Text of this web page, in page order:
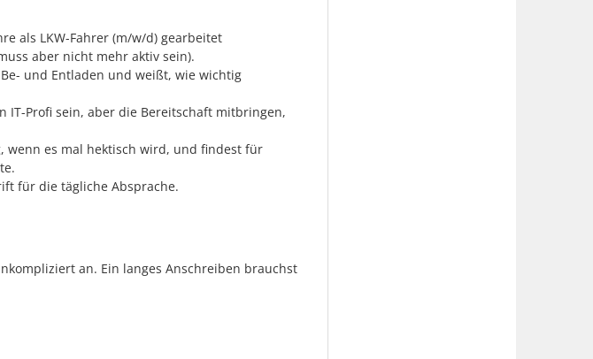
als LKW-Fahrer (m/w/d) gearbeitet
aber nicht mehr aktiv sein).
und Entladen und weißt, wie wichtig
IT-Profi sein, aber die Bereitschaft mitbringen,
wenn es mal hektisch wird, und findest für
für die tägliche Absprache.
an. Ein langes Anschreiben brauchst